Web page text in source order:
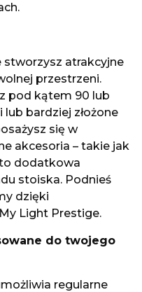
atrakcyjne
przestrzeni.
pod kątem 90 lub
bardziej złożone
się w
akcesoria – takie jak
dodatkowa
stoiska. Podnieś
dzięki
Light Prestige.
do twojego
regularne